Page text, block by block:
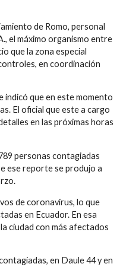
de Romo, personal
el máximo organismo entre
que la zona especial
en coordinación
indicó que en este momento
El oficial que este a cargo
en las próximas horas
personas contagiadas
ese reporte se produjo a
de coronavirus, lo que
en Ecuador. En esa
ciudad con más afectados
en Daule 44 y en